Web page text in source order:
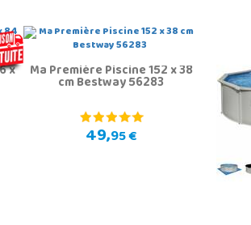
x Ma Première Piscine 152 x 38
cm Bestway 56283
49,95 €